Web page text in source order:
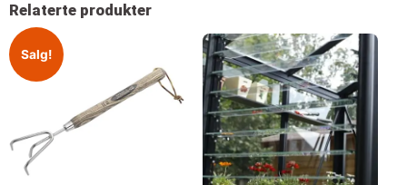
Relaterte produkter
Salg!